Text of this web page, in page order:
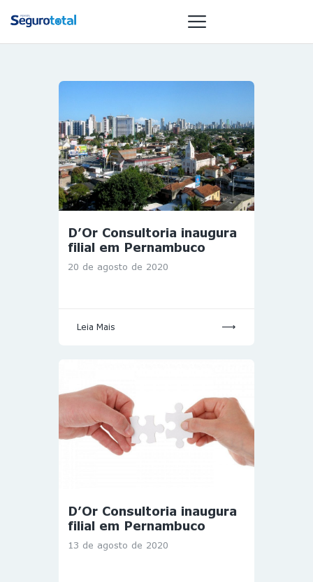
REVISTA
ESPECIAIS
GAIVOTA DE
OURO
ST SUMMIT
GESTORAS
HOMEST
D’Or Consultoria inaugura
filial em Pernambuco
20 de agosto de 2020
Leia Mais
D’Or Consultoria inaugura
filial em Pernambuco
13 de agosto de 2020